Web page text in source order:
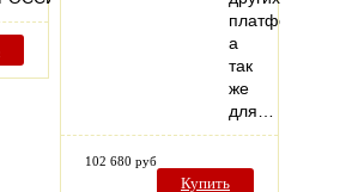
платформах,
а
так
же
для…
102 680 руб
Купить